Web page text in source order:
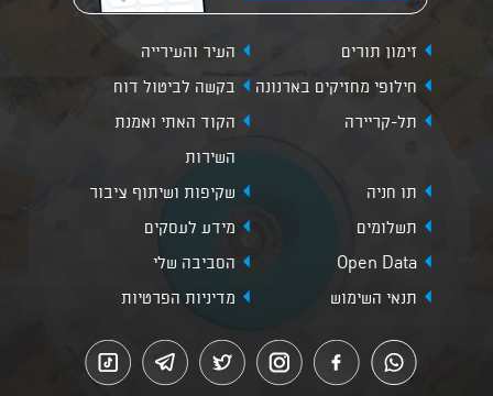
זימון תורים
העיר והעירייה
חילופי מחזיקים בארנונה
בקשה לביטול דוח
תל-קריירה
הקוד האתי ואמנת
השירות
תו חניה
שקיפות ושיתוף ציבור
תשלומים
מידע לעסקים
Open Data
הסביבה שלי
תנאי השימוש
מדיניות הפרטיות